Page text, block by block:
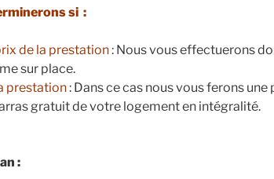
si :
de la prestation: Nous vous effectuerons
sur place.
prestation: Dans ce cas nous vous ferons
gratuit de votre logement en intégralité.
: